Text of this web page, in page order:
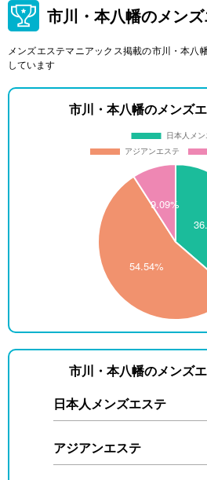
市川・本八幡のメン
メンズエステマニアックス掲載の市川・本八
しています
市川・本八幡のメンズ
市川・本八幡のメンズ
日本人メンズエステ
アジアンエステ